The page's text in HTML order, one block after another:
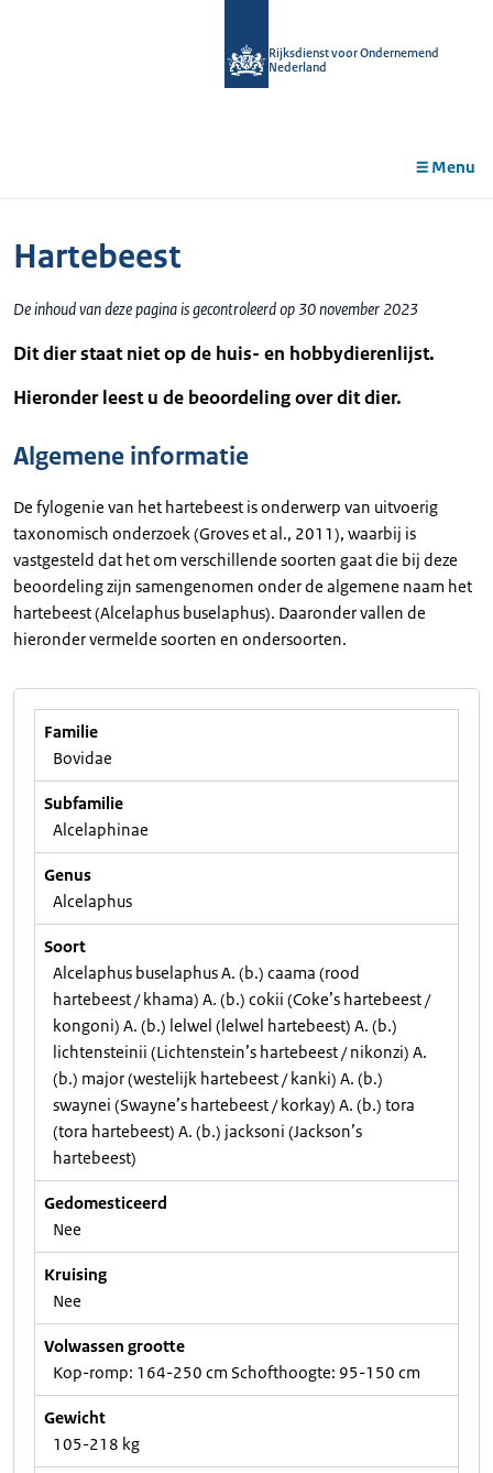
Rijksdienst voor Ondernemend
Nederland
Menu
Hartebeest
De inhoud van deze pagina is gecontroleerd op 30 november 2023
Dit dier staat niet op de huis- en hobbydierenlijst.
Hieronder leest u de beoordeling over dit dier.
Algemene informatie
De fylogenie van het hartebeest is onderwerp van uitvoerig
taxonomisch onderzoek (Groves et al., 2011), waarbij is
vastgesteld dat het om verschillende soorten gaat die bij deze
beoordeling zijn samengenomen onder de algemene naam het
hartebeest (Alcelaphus buselaphus). Daaronder vallen de
hieronder vermelde soorten en ondersoorten.
Familie
Bovidae
Subfamilie
Alcelaphinae
Genus
Alcelaphus
Soort
Alcelaphus buselaphus A. (b.) caama (rood
hartebeest / khama) A. (b.) cokii (Coke’s hartebeest /
kongoni) A. (b.) lelwel (lelwel hartebeest) A. (b.)
lichtensteinii (Lichtenstein’s hartebeest / nikonzi) A.
(b.) major (westelijk hartebeest / kanki) A. (b.)
swaynei (Swayne’s hartebeest / korkay) A. (b.) tora
(tora hartebeest) A. (b.) jacksoni (Jackson’s
hartebeest)
Gedomesticeerd
Nee
Kruising
Nee
Volwassen grootte
Kop-romp: 164-250 cm Schofthoogte: 95-150 cm
Gewicht
105-218 kg